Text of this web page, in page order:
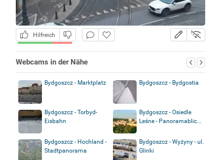
Hilfreich
Webcams in der Nähe
Bydgoszcz - Marktplatz Bydgoszcz - Bydgostia
Bydgoszcz - Torbyd-
Eisbahn
Bydgoszcz - Osiedle
Leśne - Panoramablic...
Bydgoszcz - Hochland -
Stadtpanorama
Bydgoszcz - Wyżyny - ul.
Glinki